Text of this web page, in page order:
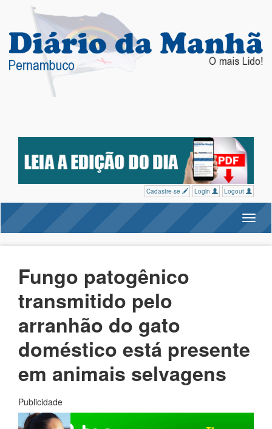
Cadastre-se Login Logout
Fungo patogênico
transmitido pelo
arranhão do gato
doméstico está presente
em animais selvagens
Publicidade